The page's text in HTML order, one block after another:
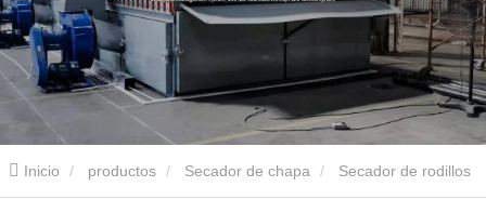
Inicio productos Secador de chapa Secador de rodillos